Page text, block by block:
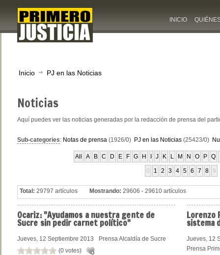
INICIO
Inicio PJ en las Noticias
Noticias
Aquí puedes ver las noticias generadas por la redacción de prensa del
Sub-categories: Notas de prensa (1926/0) PJ en las Noticias (25423/0)
All A B C D E F G H J K L M N O P Q
0 1 2 3 4 5 6 7 8 9
Total: 29797 artículos Mostrando: 29606 - 29610 artículos
Ocariz:"Ayudamos a nuestra gente de
Sucre sin pedir carnet político"
Jueves, 12 Septiembre 2013
Prensa Alcaldía de Sucre
(0 votes)
Lorenzo
sistema
Jueves, 12
Prensa